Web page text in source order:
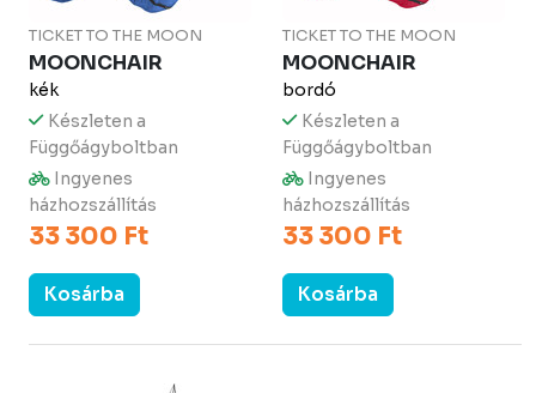
TICKET TO THE MOON
MOONCHAIR
kék
Készleten a
Függőágyboltban
Ingyenes
házhozszállítás
33 300 Ft
Kosárba
TICKET TO THE MOON
MOONCHAIR
bordó
Készleten a
Függőágyboltban
Ingyenes
házhozszállítás
33 300 Ft
Kosárba